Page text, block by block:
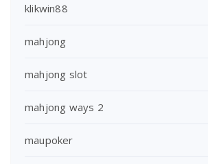
klikwin88
mahjong
mahjong slot
mahjong ways 2
maupoker